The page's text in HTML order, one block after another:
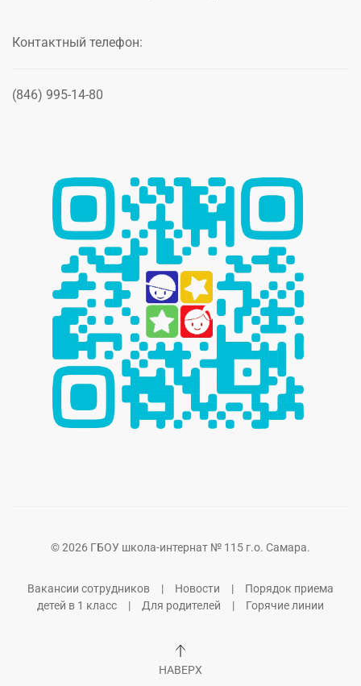
Контактный телефон:
(846) 995-14-80
©2026 ГБОУ школа-интернат № 115 г.о. Самара.
Вакансии сотрудников | Новости | Порядок приема
детей в 1 класс | Для родителей | Горячие линии
НАВЕРХ